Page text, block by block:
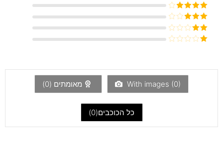
דורג5מתוך
5
דורג4
דורג3
מתוך 5
דורג
5
With images (0) מאומתים (0
)
כל הכוכבים(0
)